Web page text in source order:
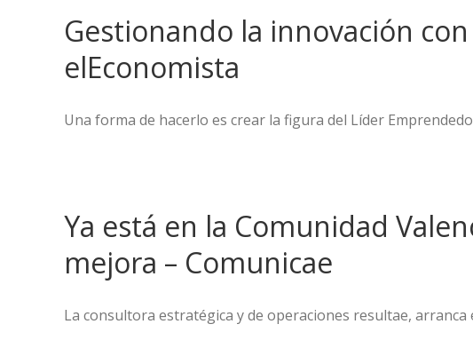
Gestionando la innovación
elEconomista
Una forma de hacerlo es crear la figura del Líder
Ya está en la Comunidad
mejora – Comunicae
La consultora estratégica y de operaciones resultae, arranca